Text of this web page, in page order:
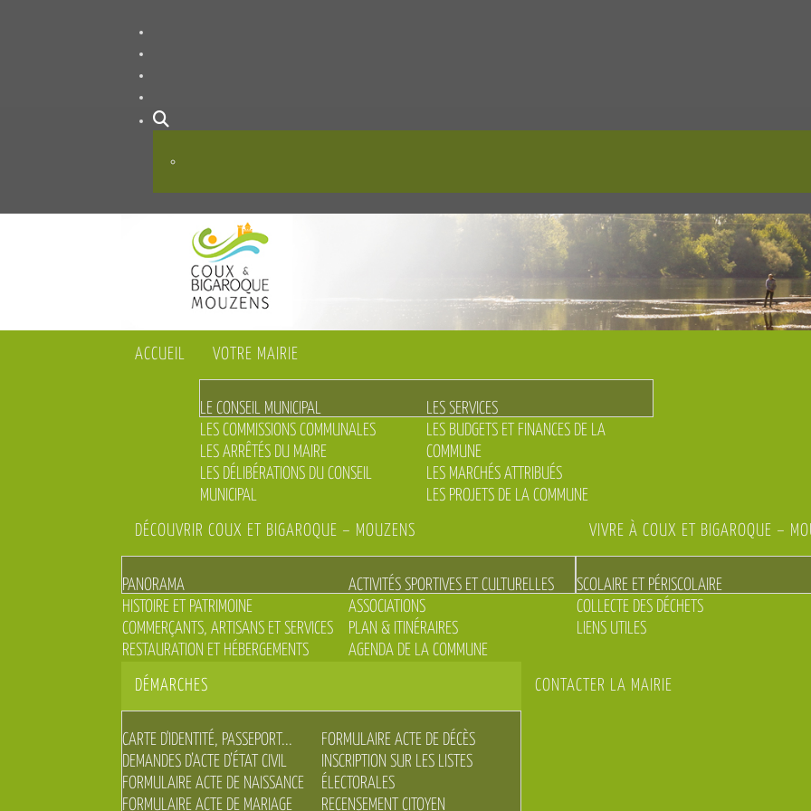
ACCUEIL VOTRE MAIRIE
LE CONSEIL MUNICIPAL
LES COMMISSIONS COMMUNALES
LES ARRÊTÉS DU MAIRE
LES DÉLIBÉRATIONS DU CONSEIL
MUNICIPAL
LES SERVICES
LES BUDGETS ET FINANCES DE LA
COMMUNE
LES MARCHÉS ATTRIBUÉS
LES PROJETS DE LA COMMUNE
DÉCOUVRIR COUX ET BIGAROQUE – MOUZENS
PANORAMA
HISTOIRE ET PATRIMOINE
COMMERÇANTS, ARTISANS ET SERVICES
RESTAURATION ET HÉBERGEMENTS
ACTIVITÉS SPORTIVES ET CULTURELLES
ASSOCIATIONS
PLAN & ITINÉRAIRES
AGENDA DE LA COMMUNE
VIVRE À COUX ET BIGAROQUE –
SCOLAIRE ET PÉRISCOLAIRE
COLLECTE DES DÉCHETS
LIENS UTILES
DÉMARCHES
CARTE D'IDENTITÉ, PASSEPORT...
DEMANDES D’ACTE D’ÉTAT CIVIL
FORMULAIRE ACTE DE NAISSANCE
FORMULAIRE ACTE DE MARIAGE
FORMULAIRE ACTE DE DÉCÈS
INSCRIPTION SUR LES LISTES
ÉLECTORALES
RECENSEMENT CITOYEN
CONTACTER LA MAIRIE